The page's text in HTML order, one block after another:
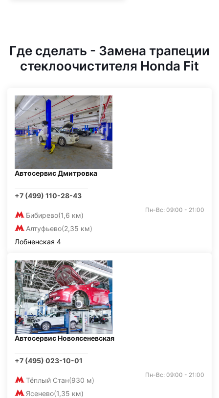
Где сделать - Замена трапеции
стеклоочистителя Honda Fit
Автосервис Дмитровка
+7 (499) 110-28-43
Бибирево(1,6 км)
Алтуфьево(2,35 км)
Пн-Вс: 09:00 - 21:00
Лобненская 4
Автосервис Новоясеневская
+7 (495) 023-10-01
Тёплый Стан(930 м)
Ясенево(1,35 км)
Пн-Вс: 09:00 - 21:00